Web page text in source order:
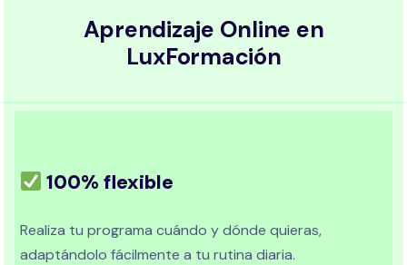
Aprendizaje Online en
LuxFormación
100% flexible
Realiza tu programa cuándo y dónde quieras,
adaptándolo fácilmente a tu rutina diaria.